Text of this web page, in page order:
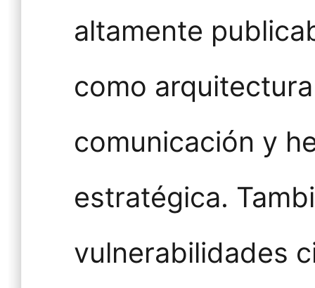
altamente
como
comunicación y
estratégica.
vulnerabilidades